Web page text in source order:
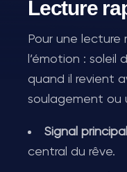
Lecture
Pour une lecture
l’émotion :
quand il revient
soulagement ou
Signal
central du rêve.